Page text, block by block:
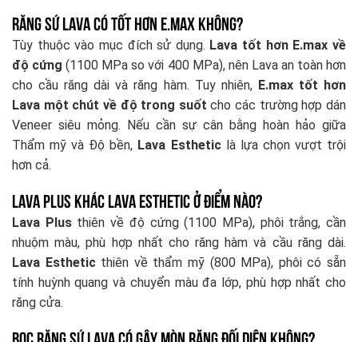
Răng sứ Lava có tốt hơn E.max không?
Tùy thuộc vào mục đích sử dụng. Lava tốt hơn E.max về
độ cứng (1100 MPa so với 400 MPa), nên Lava an toàn hơn
cho cầu răng dài và răng hàm. Tuy nhiên, E.max tốt hơn
Lava một chút về độ trong suốt cho các trường hợp dán
Veneer siêu mỏng. Nếu cần sự cân bằng hoàn hảo giữa
Thẩm mỹ và Độ bền, Lava Estheticlà lựa chọn vượt trội
hơn cả.
Lava Plus khác Lava Esthetic ở điểm nào?
Lava Plusthiên về độ cứng (1100 MPa), phôi trắng, cần
nhuộm màu, phù hợp nhất cho răng hàm và cầu răng dài.
Lava Estheticthiên về thẩm mỹ (800 MPa), phôi có sẵn
tính huỳnh quang và chuyển màu đa lớp, phù hợp nhất cho
răng cửa.
Bọc răng sứ Lava có gây mòn răng đối diện không?